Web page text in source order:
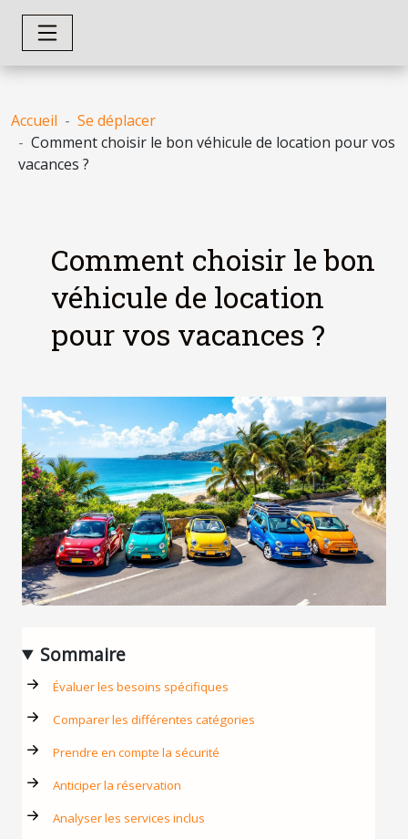
Accueil
Se déplacer
Comment choisir le bon véhicule de location pour vos
vacances ?
Comment choisir le bon
véhicule de location
pour vos vacances ?
Sommaire
Évaluer les besoins spécifiques
Comparer les différentes catégories
Prendre en compte la sécurité
Anticiper la réservation
Analyser les services inclus